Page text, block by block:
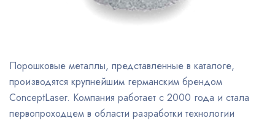
Порошковые металлы, представленные в каталоге,
производятся крупнейшим германским брендом
ConceptLaser. Компания работает с 2000 года и стала
первопроходцем в области разработки технологии